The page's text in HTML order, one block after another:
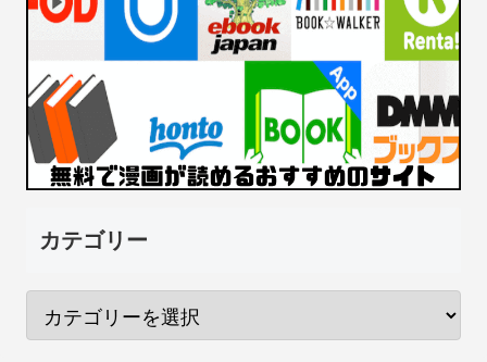
カテゴリー